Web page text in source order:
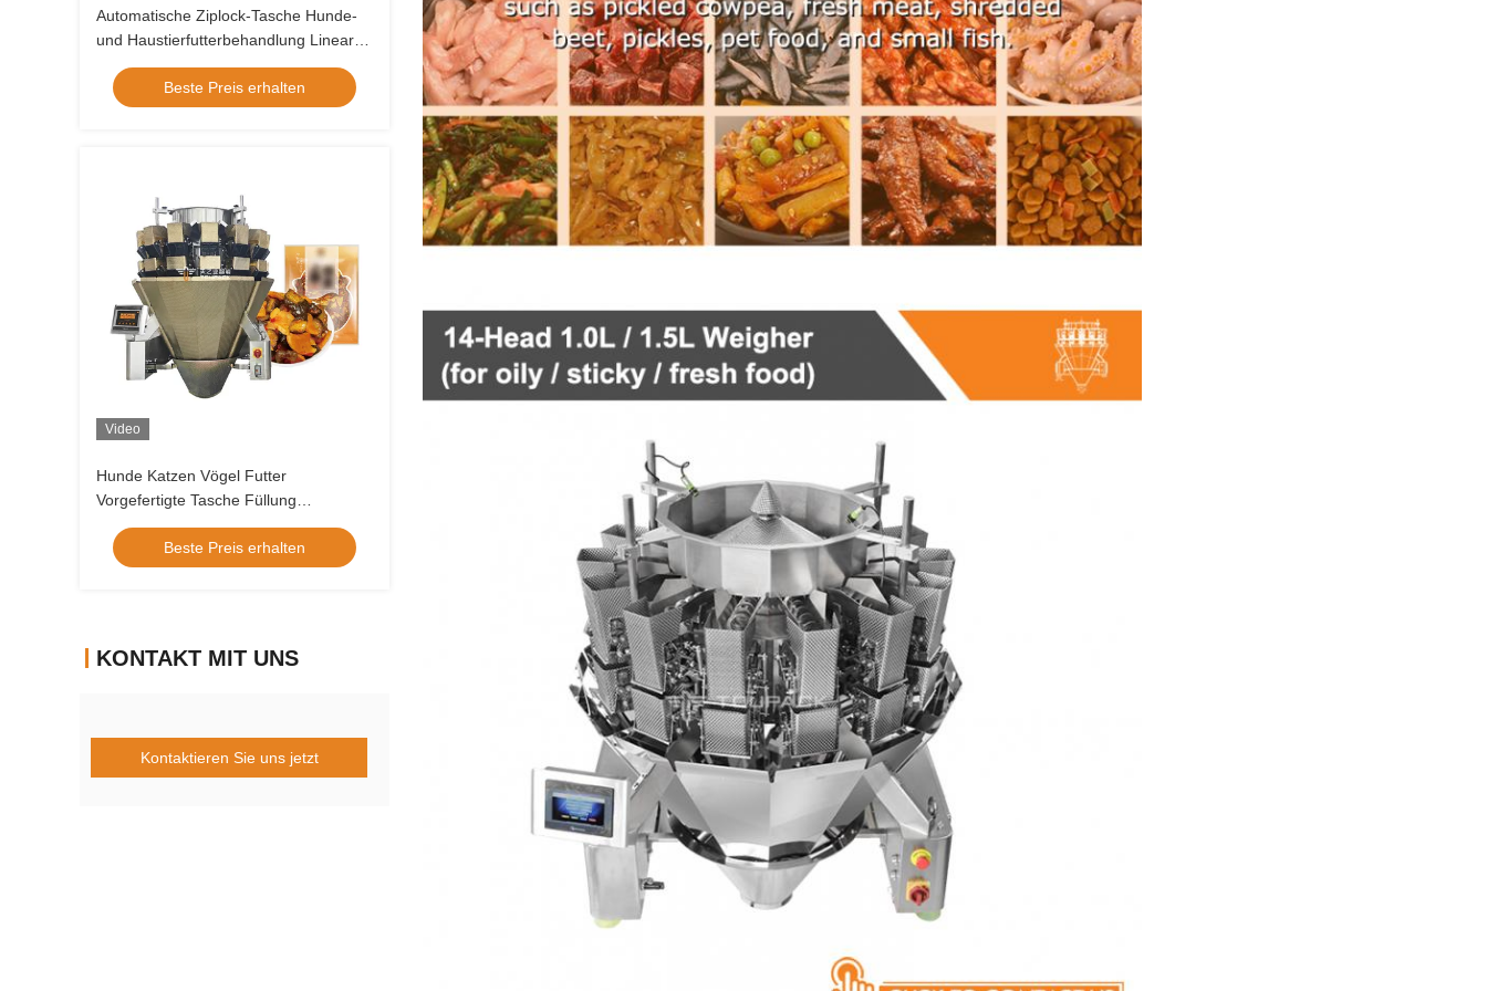
Automatische Ziplock-Tasche Hunde-
und Haustierfutterbehandlung Lineare
Waage Verpackung Doypack
Verpackungsmaschine
Beste Preis erhalten
Video
Hunde Katzen Vögel Futter
Vorgefertigte Tasche Füllung
Versiegelungsanlage Haustierfutter
Reißverschluss Tasche
Verpackungsmaschine
Beste Preis erhalten
KONTAKT MIT UNS
Kontaktieren Sie uns jetzt